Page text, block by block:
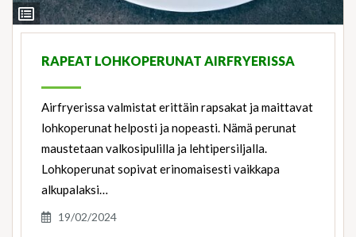
View
Ingredients
RAPEAT LOHKOPERUNAT AIRFRYERISSA
Airfryerissa valmistat erittäin rapsakat ja maittavat
lohkoperunat helposti ja nopeasti. Nämä perunat
maustetaan valkosipulilla ja lehtipersiljalla.
Lohkoperunat sopivat erinomaisesti vaikkapa
alkupalaksi…
19/02/2024